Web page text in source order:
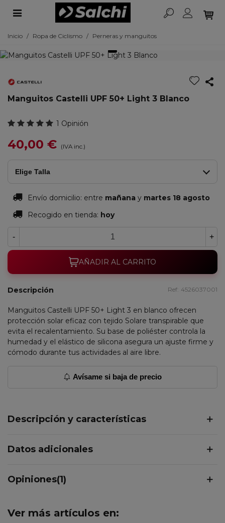
Inicio / Ropa de Ciclismo / Perneras y manguitos
Manguitos Castelli UPF 50+ Light 3 Blanco
1 Opinión
40,00 € (IVA inc.)
Elige Talla
Envío domicilio: entre mañana y martes 18 agosto
Recogido en tienda: hoy
- +
AÑADIR AL CARRITO
Descripción Ref: 4526037001
Manguitos Castelli UPF 50+ Light 3 en blanco ofrecen
protección solar eficaz con tejido Solare transpirable que
evita el recalentamiento. Su base de poliéster controla la
humedad y el elástico de silicona asegura un ajuste firme y
cómodo durante tus actividades al aire libre.
Avísame si baja de precio
Descripción y características
Datos adicionales
Opiniones(1)
Ver más artículos en: